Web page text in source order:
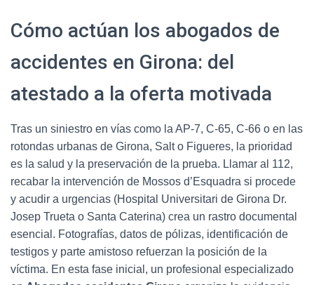
Cómo actúan los abogados de
accidentes en Girona: del
atestado a la oferta motivada
Tras un siniestro en vías como la AP-7, C-65, C-66 o en las
rotondas urbanas de Girona, Salt o Figueres, la prioridad
es la salud y la preservación de la prueba. Llamar al 112,
recabar la intervención de Mossos d’Esquadra si procede
y acudir a urgencias (Hospital Universitari de Girona Dr.
Josep Trueta o Santa Caterina) crea un rastro documental
esencial. Fotografías, datos de pólizas, identificación de
testigos y parte amistoso refuerzan la posición de la
víctima. En esta fase inicial, un profesional especializado